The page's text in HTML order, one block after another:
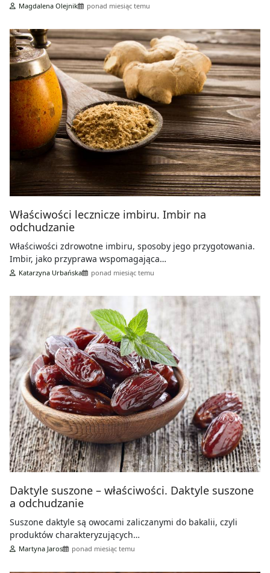
Magdalena Olejnik ponad miesiąc temu
Właściwości lecznicze imbiru. Imbir na
odchudzanie
Właściwości zdrowotne imbiru, sposoby jego przygotowania.
Imbir, jako przyprawa wspomagająca…
Katarzyna Urbańska ponad miesiąc temu
Daktyle suszone – właściwości. Daktyle suszone
a odchudzanie
Suszone daktyle są owocami zaliczanymi do bakalii, czyli
produktów charakteryzujących…
Martyna Jaros ponad miesiąc temu